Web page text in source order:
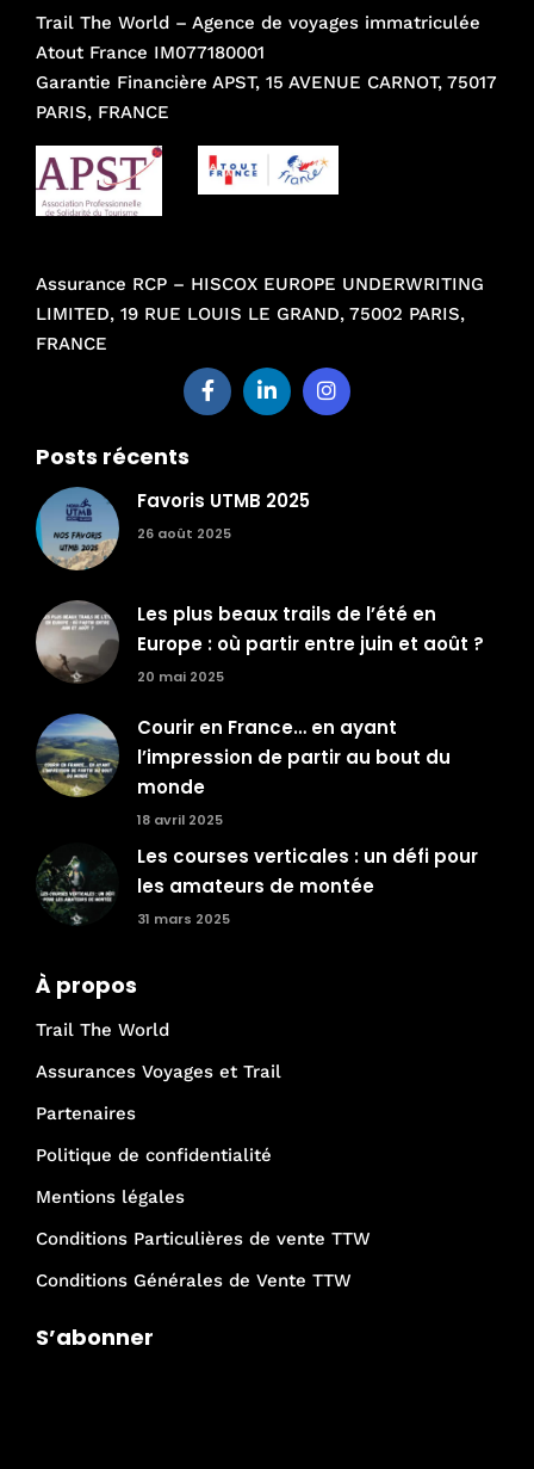
Trail The World – Agence de voyages immatriculée
Atout France IM077180001
Garantie Financière APST, 15 AVENUE CARNOT, 75017
PARIS, FRANCE
Assurance RCP – HISCOX EUROPE UNDERWRITING
LIMITED, 19 RUE LOUIS LE GRAND, 75002 PARIS,
FRANCE
Posts récents
Favoris UTMB 2025
26 août 2025
Les plus beaux trails de l’été en
Europe : où partir entre juin et août ?
20 mai 2025
Courir en France… en ayant
l’impression de partir au bout du
monde
18 avril 2025
Les courses verticales : un défi pour
les amateurs de montée
31 mars 2025
À propos
Trail The World
Assurances Voyages et Trail
Partenaires
Politique de confidentialité
Mentions légales
Conditions Particulières de vente TTW
Conditions Générales de Vente TTW
S’abonner